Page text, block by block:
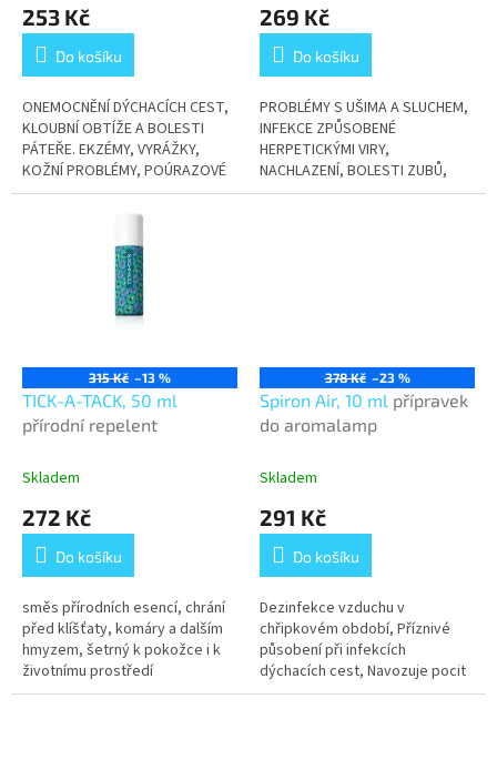
253 Kč
Do košíku
ONEMOCNĚNÍ DÝCHACÍCH CEST,
KLOUBNÍ OBTÍŽE A BOLESTI
PÁTEŘE. EKZÉMY, VYRÁŽKY,
KOŽNÍ PROBLÉMY, POÚRAZOVÉ
STAVY, FYZICKÁ I PSYCHICKÁ
269 Kč
Do košíku
PROBLÉMY S UŠIMA A SLUCHEM,
INFEKCE ZPŮSOBENÉ
HERPETICKÝMI VIRY,
NACHLAZENÍ, BOLESTI ZUBŮ,
KOŽNÍ OBTÍŽE
315 Kč –13 %
TICK-A-TACK, 50 ml
přírodní repelent
Skladem
272 Kč
Do košíku
směs přírodních esencí, chrání
před klíšťaty, komáry a dalším
hmyzem, šetrný k pokožce i k
životnímu prostředí
378 Kč –23 %
Spiron Air, 10 ml přípravek
do aromalamp
Skladem
291 Kč
Do košíku
Dezinfekce vzduchu v
chřipkovém období, Příznivé
působení při infekcích
dýchacích cest, Navozuje pocit
klidu a pohody, Výrazný